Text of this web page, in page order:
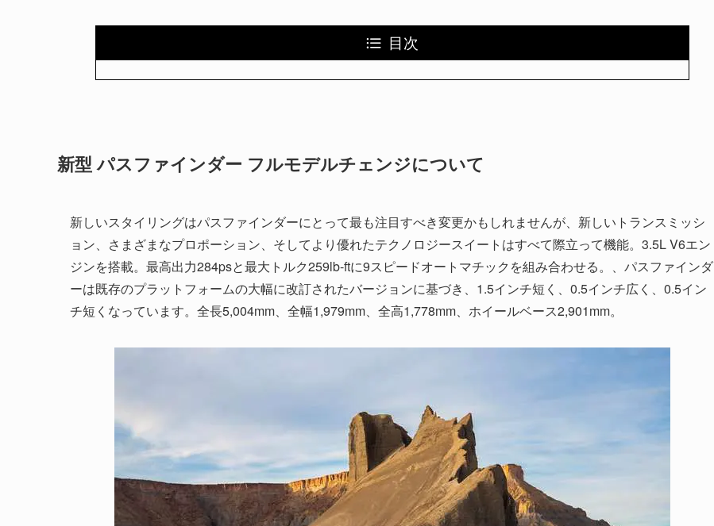
目次
新型 パスファインダー フルモデルチェンジについて
新しいスタイリングはパスファインダーにとって最も注目すべき変更かもしれませんが、新しいトランスミッシ
ョン、さまざまなプロポーション、そしてより優れたテクノロジースイートはすべて際立って機能。3.5L V6エン
ジンを搭載。最高出力284psと最大トルク259lb-ftに9スピードオートマチックを組み合わせる。、パスファインダ
ーは既存のプラットフォームの大幅に改訂されたバージョンに基づき、1.5インチ短く、0.5インチ広く、0.5イン
チ短くなっています。全長5,004mm、全幅1,979mm、全高1,778mm、ホイールベース2,901mm。